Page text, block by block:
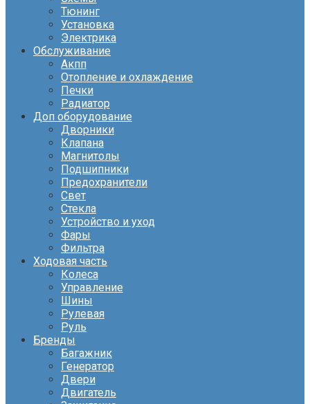
Тюнинг
Установка
Электрика
Обслуживание
Акпп
Отопление и охлаждение
Печки
Радиатор
Доп оборудование
Дворники
Клапана
Магнитолы
Подшипники
Предохранители
Свет
Стекла
Устройство и уход
Фары
Фильтра
Ходовая часть
Колеса
Управление
Шины
Рулевая
Руль
Бренды
Багажник
Генератор
Двери
Двигатель